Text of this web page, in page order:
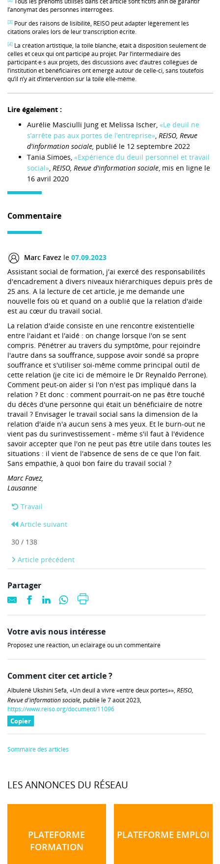
l’anonymat des personnes interrogées.
[3] Pour des raisons de lisibilité, REISO peut adapter légèrement les
citations orales lors de leur transcription écrite.
[4] La création artistique, la toile blanche, était à disposition seulement de
celles et ceux qui ont participé au projet. Par l’intermédiaire des
participant·e·s aux projets, des discussions avec d’autres collègues de
l’institution et bénéficiaires ont émergé autour de celle-ci, sans toutefois
qu’il n’y ait d’intervention sur la toile elle-même.
Lire également :
Aurélie Masciulli Jung et Melissa Ischer, «Le deuil ne
s’arrête pas aux portes de l’entreprise», REISO, Revue
d'information sociale, publié le 12 septembre 2022
Tania Simoes, «Expérience du deuil personnel et travail
social», REISO, Revue d'information sociale, mis en ligne le
16 avril 2020
Commentaire
Marc Favez le 07.09.2023
Assistant social de formation, j'ai exercé des responsabilités
d'encadrement à divers niveaux hiérarchiques depuis près de
25 ans. A la lecture de cet article, je me demande une
nouvelle fois où et quand on a oublié que la relation d'aide
est au cœur du travail social.
La relation d'aide consiste en une rencontre existentielle
entre l'aidant et l'aidé : on change lorsque l'on se sent
compris. Pénétrer au travers du symptôme, pour rejoindre
l'autre dans sa souffrance, suppose avoir sondé sa propre
souffrance et s'utiliser soi-même comme principal outil de
cette relation (je cite ici de mémoire le Dr Reynaldo Perrone).
Comment peut-on aider si l'on n'est pas impliqué dans la
relation ? Et donc : comment pourrait-on ne pas être touché
du décès d'une personne qui était un bénéficiaire de notre
travail ? Envisager le travail social sans la dimension de la
relation d'aide n'a aucun sens à mes yeux. Et le burn-out ne
vient pas du surinvestissement - même s'il faut à l'évidence
savoir accepter que l'on ne peut pas être utile dans toutes les
situations : il vient de l'absence de sens de ce que l'on fait.
Sans empathie, à quoi bon faire du travail social ?
Marc Favez,
Lausanne
Travail
Article suivant
30 / 138
Article précédent
Partager
Votre avis nous intéresse
Proposez une réaction, un éclairage ou un commentaire
Comment citer cet article ?
Albulenë Ukshini Sefa, «Un deuil à vivre «entre deux portes»», REISO,
Revue d'information sociale, publié le 7 août 2023,
https://www.reiso.org/document/11096
Copier
Sommaire des articles
LES ANNONCES DU RÉSEAU
PLATEFORME
FORMATION
PLATEFORME EMPLOI